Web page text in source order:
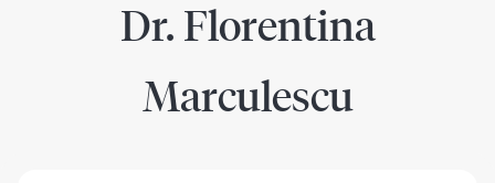
Dr. Florentina
Marculescu